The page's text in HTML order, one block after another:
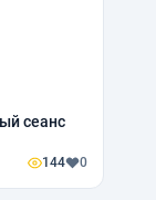
сеанс
144 0